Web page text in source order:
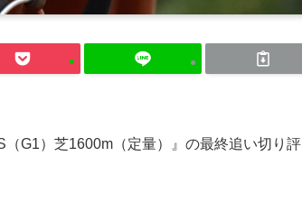
G1）芝1600m（定量）』の最終追い切り評